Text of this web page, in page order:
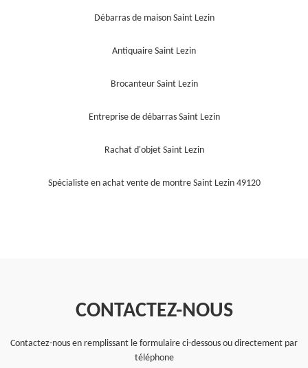
Débarras de maison Saint Lezin
Antiquaire Saint Lezin
Brocanteur Saint Lezin
Entreprise de débarras Saint Lezin
Rachat d'objet Saint Lezin
Spécialiste en achat vente de montre Saint Lezin 49120
CONTACTEZ-NOUS
Contactez-nous en remplissant le formulaire ci-dessous ou directement par
téléphone